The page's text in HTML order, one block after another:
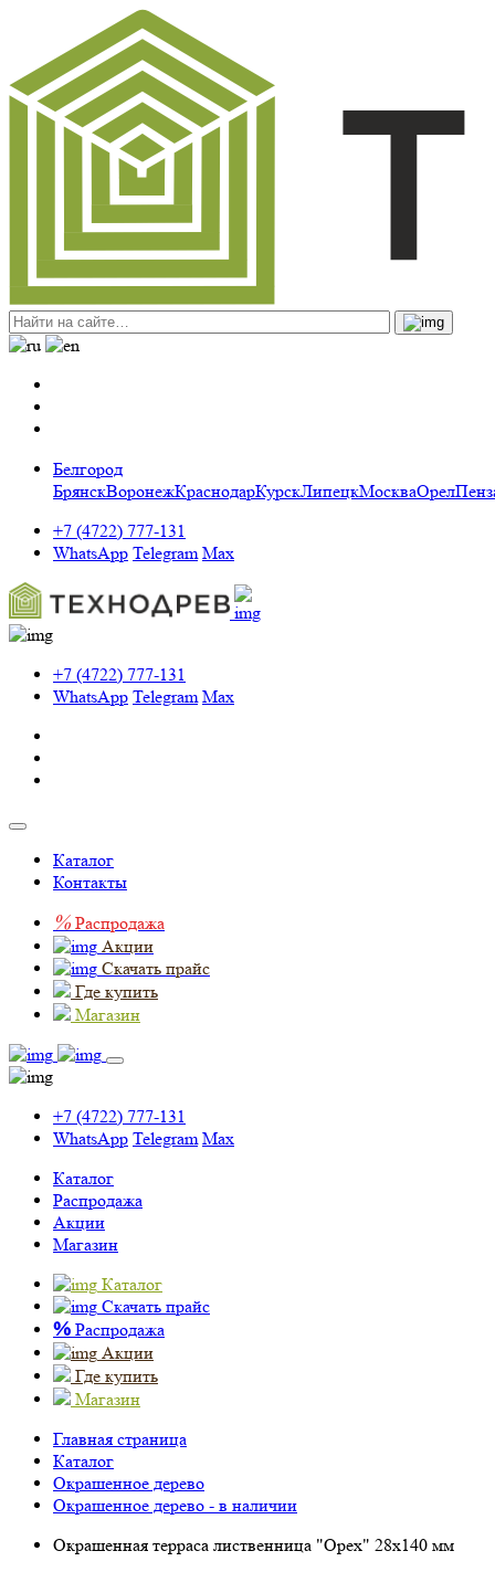
Белгород
БрянскВоронежКраснодарКурскЛипецкМоскваОрел
+7 (4722) 777-131
WhatsApp Telegram Max
+7 (4722) 777-131
WhatsApp Telegram Max
Каталог
Контакты
% Распродажа
Акции
Скачать прайс
Где купить
Магазин
+7 (4722) 777-131
WhatsApp Telegram Max
Каталог
Распродажа
Акции
Магазин
Каталог
Скачать прайс
% Распродажа
Акции
Где купить
Магазин
Главная страница
Каталог
Окрашенное дерево
Окрашенное дерево - в наличии
Окрашенная терраса лиственница "Орех" 28х140 мм